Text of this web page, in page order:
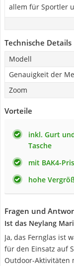
allem für Sportler
Technische Details
Modell
Genauigkeit der
Zoom
Vorteile
inkl. Gurt
Tasche
mit BAK4-
hohe
Fragen und
Ist das Neylang
Ja, das Fernglas ist
für den Einsatz auf
Outdoor-Aktivitäten